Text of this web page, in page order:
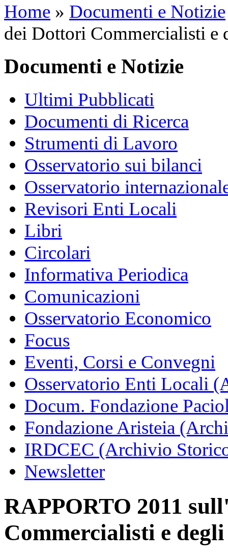
Home » Documenti e Notizie
dei Dottori Commercialisti e
Documenti e Notizie
Ultimi Pubblicati
Documenti di Ricerca
Strumenti di Lavoro
Osservatorio sui bilanci
Osservatorio
Revisori Enti Locali
Libri
Circolari
Informativa Periodica
Comunicazioni
Osservatorio Economico
Focus
Eventi, Corsi e Convegni
Osservatorio Enti Locali
Docum. Fondazione
Fondazione Aristeia
IRDCEC (Archivio
Newsletter
RAPPORTO 2011
Commercialisti e